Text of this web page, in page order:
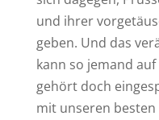
und ihrer
geben. Und das
kann so jemand
gehört doch
mit unseren